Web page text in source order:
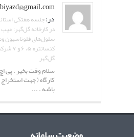
در:جلسه هفتگی
در کارخانه گل‌گهر:
سلول‌های فلوتاسیون
گل‌گهر
سلام وقت بخیر . پی
باشه . ...